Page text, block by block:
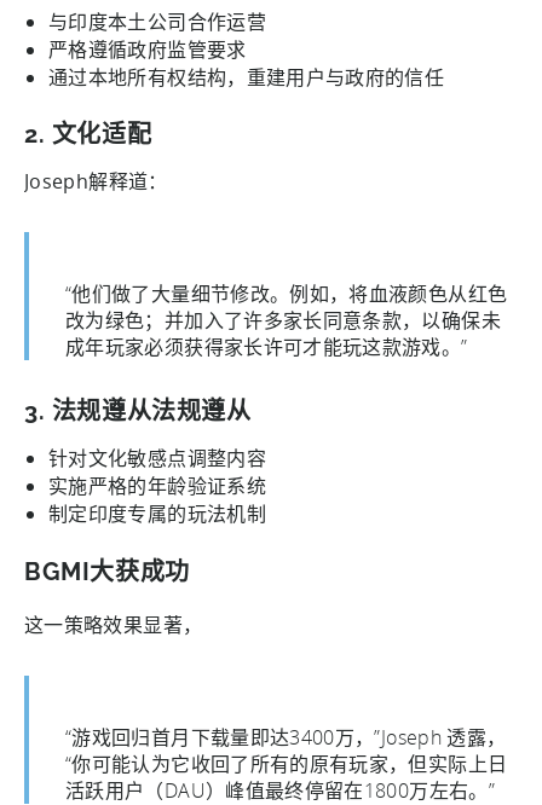
与印度本土公司合作运营
严格遵循政府监管要求
通过本地所有权结构，重建用户与政府的信任
2. 文化适配
Joseph解释道：
“他们做了大量细节修改。例如，将血液颜色从红色
改为绿色；并加入了许多家长同意条款，以确保未
成年玩家必须获得家长许可才能玩这款游戏。”
3. 法规遵从法规遵从
针对文化敏感点调整内容
实施严格的年龄验证系统
制定印度专属的玩法机制
BGMI大获成功
这一策略效果显著，
“游戏回归首月下载量即达3400万，”Joseph 透露，
“你可能认为它收回了所有的原有玩家，但实际上日
活跃用户（DAU）峰值最终停留在1800万左右。”